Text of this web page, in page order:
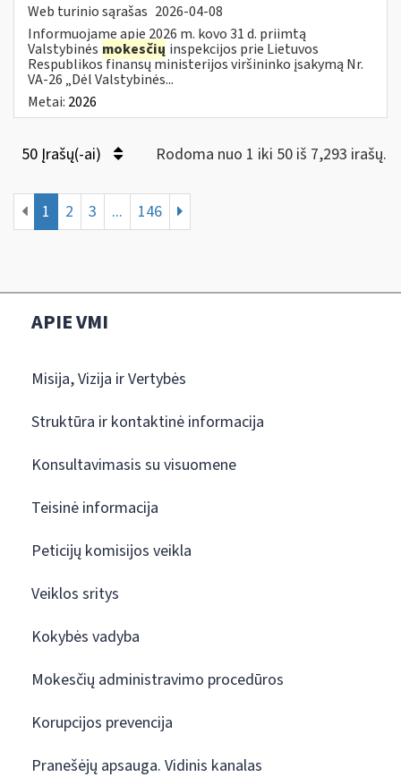
Web turinio sąrašas 2026-04-08
Informuojame apie 2026 m. kovo 31 d. priimtą
Valstybinės mokesčių inspekcijos prie Lietuvos
Respublikos finansų ministerijos viršininko įsakymą Nr.
VA-26 „Dėl Valstybinės...
Metai: 2026
50 Įrašų(-ai) Rodoma nuo 1 iki 50 iš 7,293 irašų.
1 2 3 ... 146
APIE VMI
Misija, Vizija ir Vertybės
Struktūra ir kontaktinė informacija
Konsultavimasis su visuomene
Teisinė informacija
Peticijų komisijos veikla
Veiklos sritys
Kokybės vadyba
Mokesčių administravimo procedūros
Korupcijos prevencija
Pranešėjų apsauga. Vidinis kanalas